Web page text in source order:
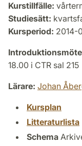
Kurstillfälle:
Studiesätt:
Kursperiod: 2014-
18.00 i CTR sal 215
Lärare: Johan
Kursplan
Litteraturlista
Schema